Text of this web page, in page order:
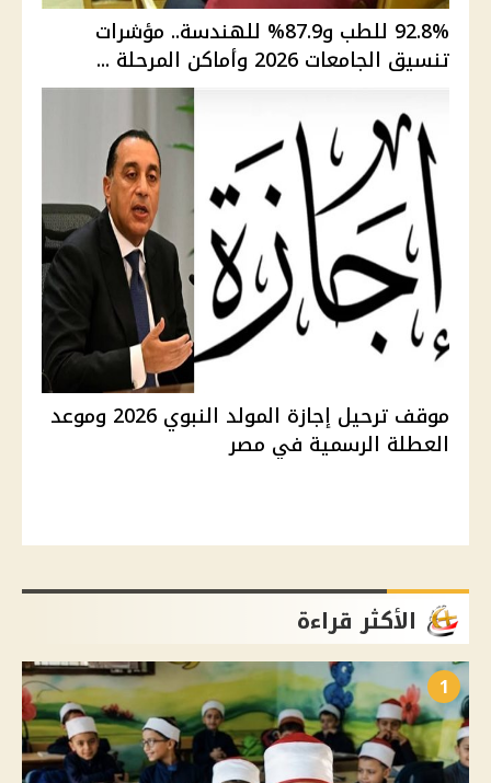
92.8% للطب و87.9% للهندسة.. مؤشرات
تنسيق الجامعات 2026 وأماكن المرحلة ...
موقف ترحيل إجازة المولد النبوي 2026 وموعد
العطلة الرسمية في مصر
الأكثر قراءة
1